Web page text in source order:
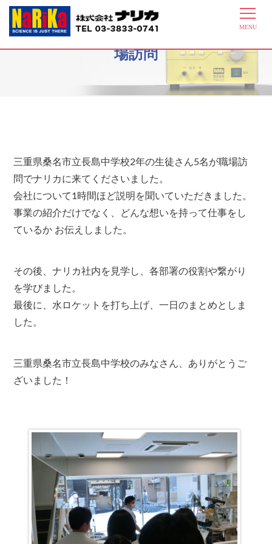
5月29日三重県桑名市立長島中学校 職
場訪問
三重県桑名市立長島中学校2年の生徒さん5名が職場訪
問でナリカに来てくださいました。
会社について1時間ほど説明を聞いていただきました。
事業の紹介だけでなく、どんな想いを持って仕事をし
ているか お伝えしました。
その後、ナリカ社内を見学し、各部署の役割や繋がり
を学びました。
最後に、水ロケットを打ち上げ、一日のまとめとしま
した。
三重県桑名市立長島中学校のみなさん、ありがとうご
ざいました！